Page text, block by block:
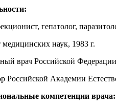
гепатолог,
наук, 1983 г.
врач Российской
Российской Академии
компетенции врача: